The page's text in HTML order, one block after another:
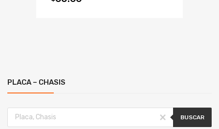
PLACA – CHASIS
BUSCAR